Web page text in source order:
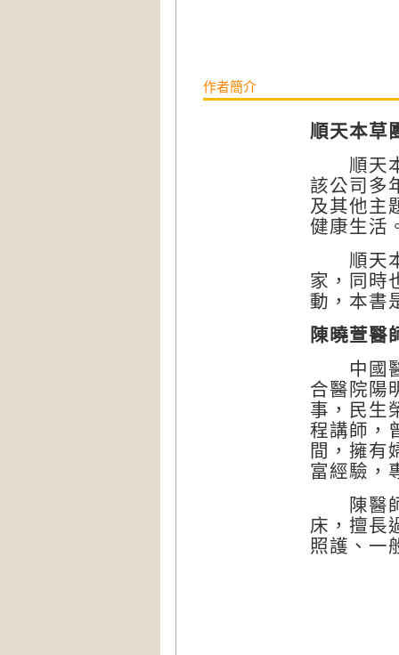
作者簡介
順天本草
順天本
該公司多
及其他主
健康生活
順天本
家，同時
動，本書
陳曉萱醫
中國醫
合醫院陽
事，民生
程講師，
間，擁有
富經驗，
陳醫師
床，擅長
照護、一